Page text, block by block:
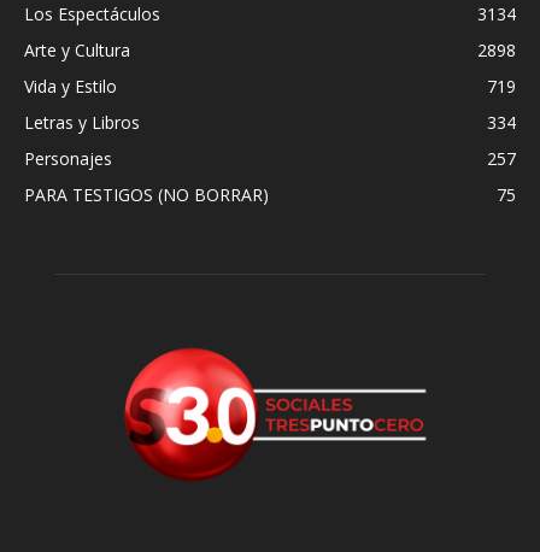
Los Espectáculos
3134
Arte y Cultura
2898
Vida y Estilo
719
Letras y Libros
334
Personajes
257
PARA TESTIGOS (NO BORRAR)
75